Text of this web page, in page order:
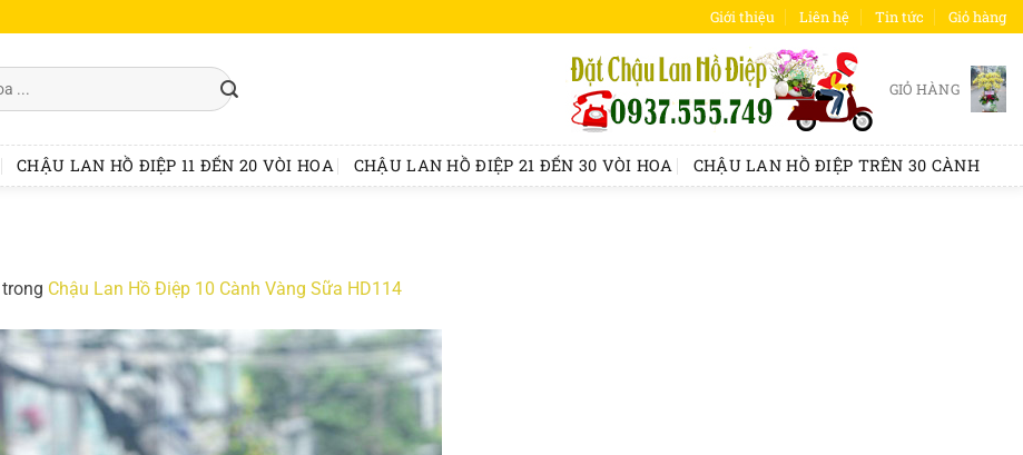
Giới thiệu Liên hệ Tin tức Giỏ hàng
GIỎ HÀNG
CHẬU LAN HỒ ĐIỆP 11 ĐẾN 20 VÒI HOA CHẬU LAN HỒ ĐIỆP 21 ĐẾN 30 VÒI HOA CHẬU LAN HỒ ĐIỆP TRÊN 30 CÀNH
trong Chậu Lan Hồ Điệp 10 Cành Vàng Sữa HD114